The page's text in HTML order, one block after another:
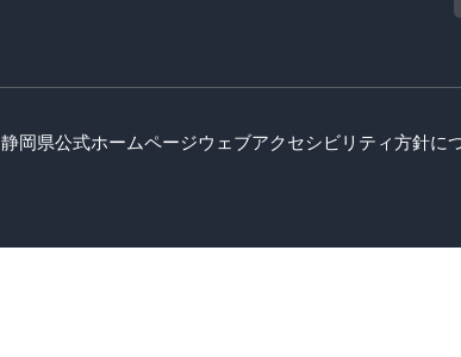
静岡県公式ホームページウェブアクセシビリティ方針に